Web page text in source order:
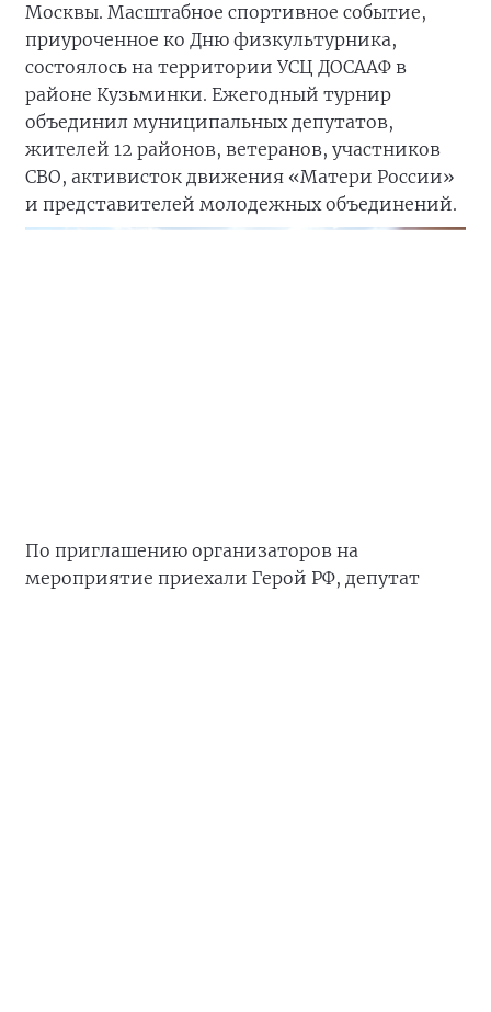
Москвы. Масштабное спортивное событие,
приуроченное ко Дню физкультурника,
состоялось на территории УСЦ ДОСААФ в
районе Кузьминки. Ежегодный турнир
объединил муниципальных депутатов,
жителей 12 районов, ветеранов, участников
СВО, активисток движения «Матери России»
и представителей молодежных объединений.
По приглашению организаторов на
мероприятие приехали Герой РФ, депутат